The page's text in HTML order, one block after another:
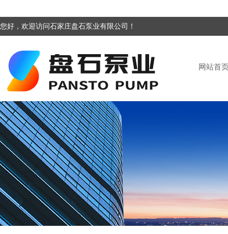
您好，欢迎访问石家庄盘石泵业有限公司！
网站首